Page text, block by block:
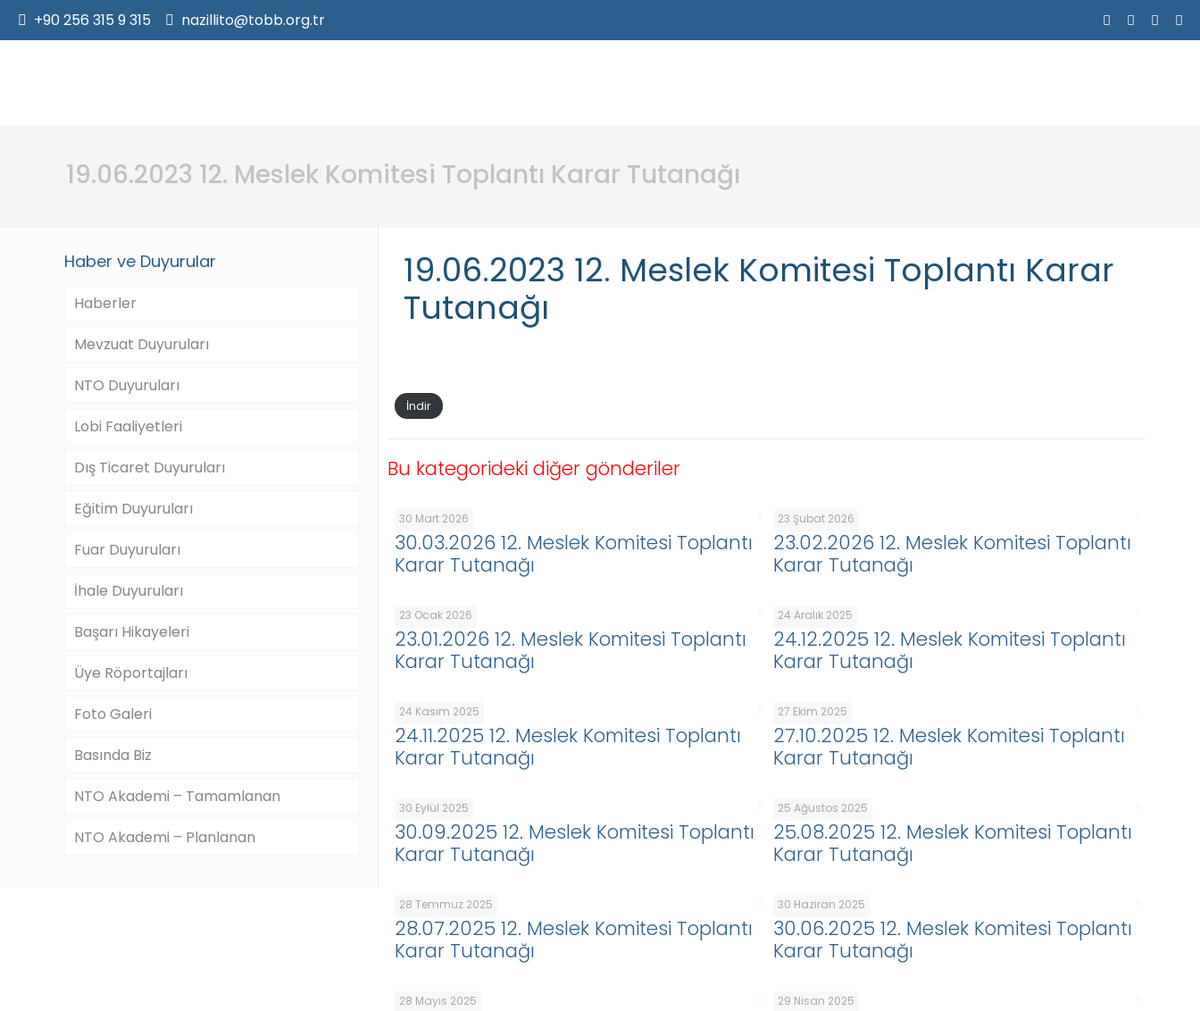
+90 256 315 9 315 nazillito@tobb.org.tr
19.06.2023 12. Meslek Komitesi Toplantı Karar Tutanağı
19.06.2023 12. Meslek Komitesi Toplantı Karar
Tutanağı
İndir
Bu kategorideki diğer gönderiler
30 Mart 2026
30.03.2026 12. Meslek Komitesi Toplantı
Karar Tutanağı
23 Şubat 2026
23.02.2026 12. Meslek Komitesi Toplantı
Karar Tutanağı
23 Ocak 2026
23.01.2026 12. Meslek Komitesi Toplantı
Karar Tutanağı
24 Aralık 2025
24.12.2025 12. Meslek Komitesi Toplantı
Karar Tutanağı
24 Kasım 2025
24.11.2025 12. Meslek Komitesi Toplantı
Karar Tutanağı
27 Ekim 2025
27.10.2025 12. Meslek Komitesi Toplantı
Karar Tutanağı
30 Eylül 2025
30.09.2025 12. Meslek Komitesi Toplantı
Karar Tutanağı
25 Ağustos 2025
25.08.2025 12. Meslek Komitesi Toplantı
Karar Tutanağı
28 Temmuz 2025
28.07.2025 12. Meslek Komitesi Toplantı
Karar Tutanağı
30 Haziran 2025
30.06.2025 12. Meslek Komitesi Toplantı
Karar Tutanağı
28 Mayıs 2025 29 Nisan 2025
Haber ve Duyurular
Haberler
Mevzuat Duyuruları
NTO Duyuruları
Lobi Faaliyetleri
Dış Ticaret Duyuruları
Eğitim Duyuruları
Fuar Duyuruları
İhale Duyuruları
Başarı Hikayeleri
Üye Röportajları
Foto Galeri
Basında Biz
NTO Akademi – Tamamlanan
NTO Akademi – Planlanan